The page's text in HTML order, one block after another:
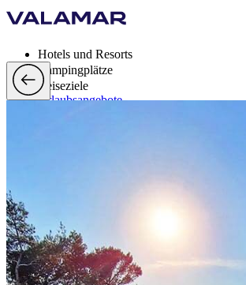
Hotels und Resorts
Campingplätze
Reiseziele
Urlaubsangebote
de, EUR